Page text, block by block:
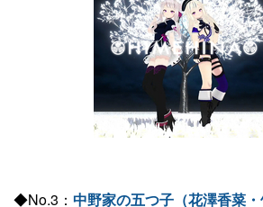
◆No.3： 中野家の五つ子（花澤香菜